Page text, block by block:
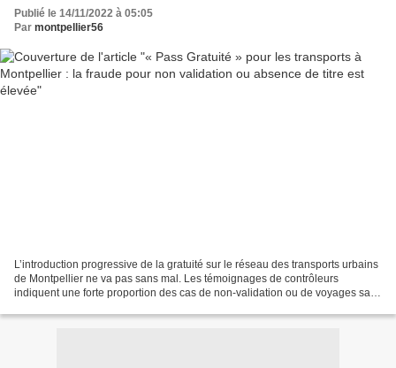
Publié le 14/11/2022 à 05:05
Par montpellier56
L’introduction progressive de la gratuité sur le réseau des transports urbains
de Montpellier ne va pas sans mal. Les témoignages de contrôleurs
indiquent une forte proportion des cas de non-validation ou de voyages sans